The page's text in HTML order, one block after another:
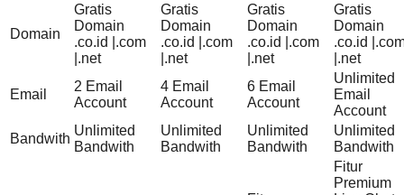
Domain
Gratis
Domain
.co.id |.com
|.net
Gratis
Domain
.co.id |.com
|.net
Gratis
Domain
.co.id |.com
|.net
Gratis
Domain
.co.id
|.net
Email
2 Email
Account
4 Email
Account
6 Email
Account
Unlimited
Email
Account
Bandwith
Unlimited
Bandwith
Unlimited
Bandwith
Unlimited
Bandwith
Unlimited
Bandwith
Fitur
Premium